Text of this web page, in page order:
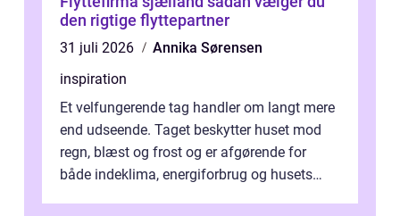
den rigtige flyttepartner
31 juli 2026
Annika Sørensen
inspiration
Et velfungerende tag handler om langt mere
end udseende. Taget beskytter huset mod
regn, blæst og frost og er afgørende for
både indeklima, energiforbrug og husets